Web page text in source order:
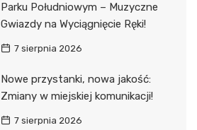
Parku Południowym – Muzyczne
Gwiazdy na Wyciągnięcie Ręki!
7 sierpnia 2026
Nowe przystanki, nowa jakość:
Zmiany w miejskiej komunikacji!
7 sierpnia 2026